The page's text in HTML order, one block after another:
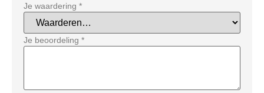
Je waardering *
Je beoordeling *